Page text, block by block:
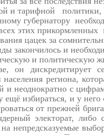
и тарифной
губернатору
этих прикормленных
цацек за
закончилось и
и политическую
он дискредитирует
региона,
и неоднократно с
ещё избираться, и у
от прежней
электорат,
непредсказуемые